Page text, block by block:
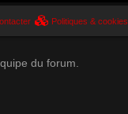
Politiques & cookies
du forum.